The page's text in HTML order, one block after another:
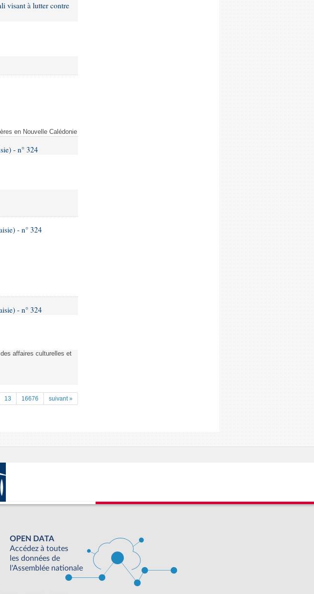
visant à lutter contre
en Nouvelle Calédonie
- n° 324
- n° 324
- n° 324
affaires culturelles et
13 16676 suivant »
OPEN DATA
Accédez à toutes
les données de
l'Assemblée nationale